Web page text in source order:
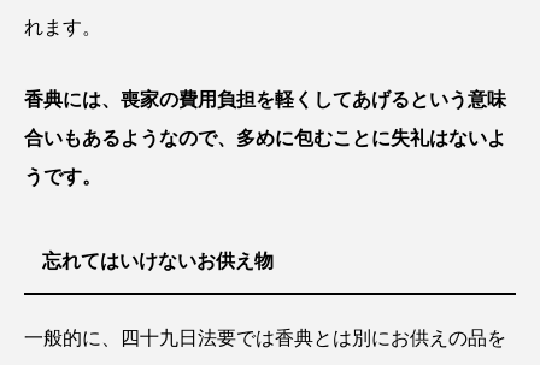
れます。
香典には、喪家の費用負担を軽くしてあげるという意味
合いもあるようなので、多めに包むことに失礼はないよ
うです。
忘れてはいけないお供え物
一般的に、四十九日法要では香典とは別にお供えの品を